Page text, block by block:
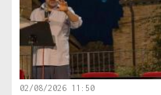
02/08/2026 11:50